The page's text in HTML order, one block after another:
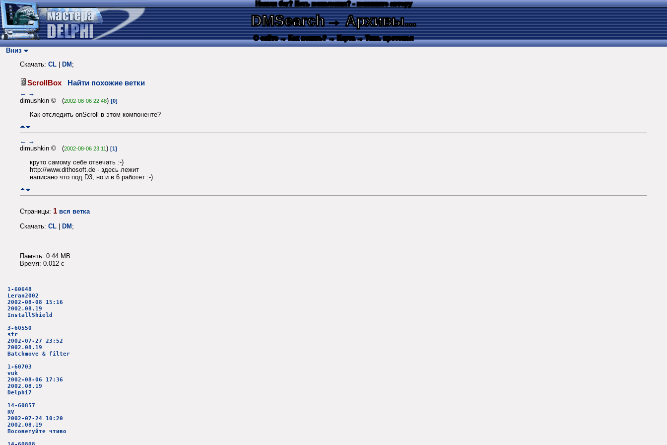
Нашли баг? Есть пожелания? - напишите автору
DMSearch→ Архивы...
О сайте → Как искать? → Карта → Текс. протокол
Вниз
Скачать: CL DM ;
ScrollBox Найти похожие ветки
← →
dimushkin © (2002-08-06 22:48) [0]
Как отследить onScroll в этом компоненте?
← →
dimushkin © (2002-08-06 23:11) [1]
круто самому себе отвечать :-)
http://www.dithosoft.de - здесь лежит
написано что под D3, но и в 6 работет :-)
Страницы: 1 вся ветка
Скачать: CL DM ;
Память: 0.44 MB
Время: 0.012 c
1-60648
Leran2002
2002-08-08 15:16
2002.08.19
InstallShield
3-60550
str
2002-07-27 23:52
2002.08.19
Batchmove & filter
1-60703
vuk
2002-08-06 17:36
2002.08.19
Delphi7
14-60857
RV
2002-07-24 10:20
2002.08.19
Посоветуйте чтиво